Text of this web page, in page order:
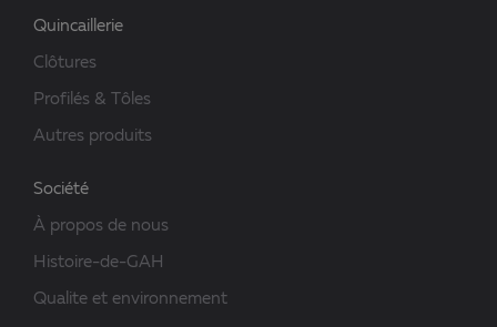
Quincaillerie
Clôtures
Profilés & Tôles
Autres produits
Société
À propos de nous
Histoire-de-GAH
Qualite et environnement